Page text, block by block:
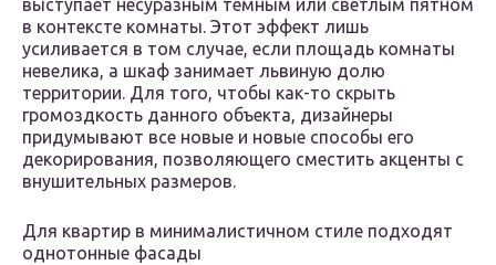
выступает несуразным темным или светлым пятном
в контексте комнаты. Этот эффект лишь
усиливается в том случае, если площадь комнаты
невелика, а шкаф занимает львиную долю
территории. Для того, чтобы как-то скрыть
громоздкость данного объекта, дизайнеры
придумывают все новые и новые способы его
декорирования, позволяющего сместить акценты с
внушительных размеров.
Для квартир в минималистичном стиле подходят
однотонные фасады